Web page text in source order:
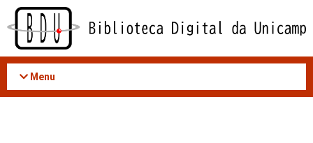
Acessar
conteúdo
Menu